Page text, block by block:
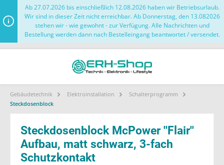
Ab 27.07.2026 bis einschließlich 12.08.2026 haben wir Betriebsurlaub.
Wir sind in dieser Zeit nicht erreichbar. Ab Donnerstag, den 13.082026
stehen wir - wie gewohnt - zur Verfügung. Alle Nachrichten und
Bestellung werden dann nach Bestelleingang beantwortet / versendet.
Gebäudetechnik Elektroinstallation
Schalterprogramm
Steckdosenblock
Steckdosenblock McPower ''Flair''
Aufbau, matt schwarz, 3-fach
Schutzkontakt